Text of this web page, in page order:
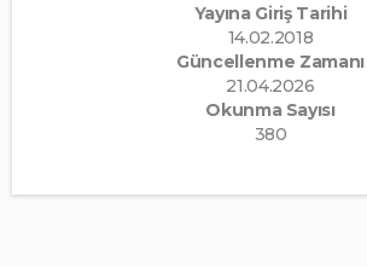
Yayına Giriş Tarihi
14.02.2018
Güncellenme Zamanı
21.04.2026
Okunma Sayısı
380